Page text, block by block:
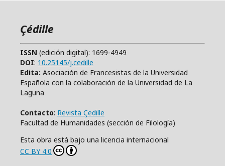
Çédille
ISSN (edición digital): 1699-4949
DOI: 10.25145/j.cedille
Edita: Asociación de Francesistas de la Universidad
Española con la colaboración de la Universidad de La
Laguna
Contacto: Revista Çedille
Facultad de Humanidades (sección de Filología)
Esta obra está bajo una licencia internacional
CC BY 4.0